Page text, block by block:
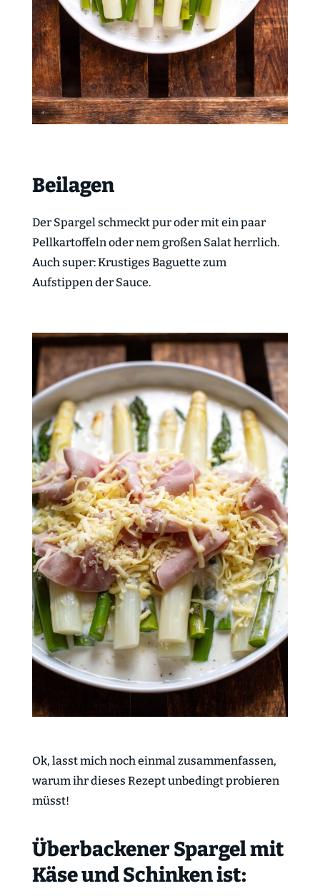
Beilagen
Der Spargel schmeckt pur oder mit ein paar
Pellkartoffeln oder nem großen Salat herrlich.
Auch super: Krustiges Baguette zum
Aufstippen der Sauce.
Ok, lasst mich noch einmal zusammenfassen,
warum ihr dieses Rezept unbedingt probieren
müsst!
Überbackener Spargel mit
Käse und Schinken ist: